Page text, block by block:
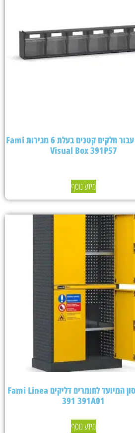
ארגונית עבור חלקים קטנים בעלת 6 מגירות Fami
Visual Box 391P57
מידע נוסף
ארון אחסון המיועד לחומרים דליקים Fami Linea
391 391A01
מידע נוסף